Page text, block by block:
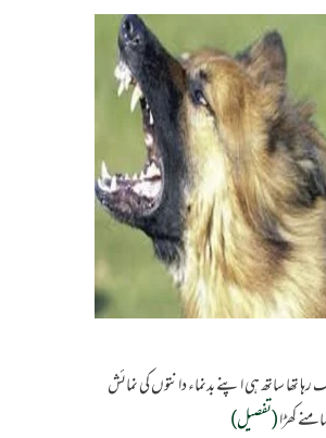
تھا ساتھ ہی اپنے بدنماء دانتوں کی نمائش
کھڑا(تفصیل)